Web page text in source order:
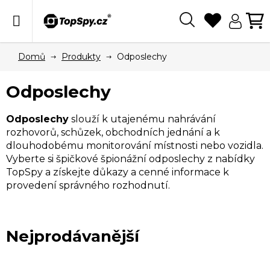
Domů Produkty Odposlechy
Odposlechy
Odposlechy slouží k utajenému nahrávání
rozhovorů, schůzek, obchodních jednání a k
dlouhodobému monitorování místnosti nebo vozidla.
Vyberte si špičkové špionážní odposlechy z nabídky
TopSpy a získejte důkazy a cenné informace k
provedení správného rozhodnutí.
Nejprodávanější